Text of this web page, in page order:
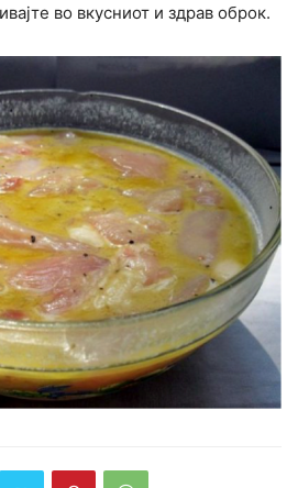
во вкусниот и здрав оброк.